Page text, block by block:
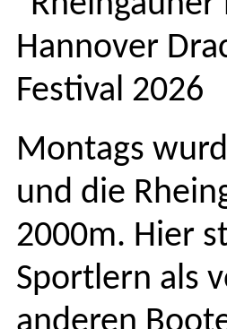
Mon­tags
und die
2000m. Hier
Sportlern als